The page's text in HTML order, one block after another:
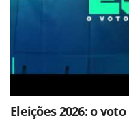
Eleições 2026: o